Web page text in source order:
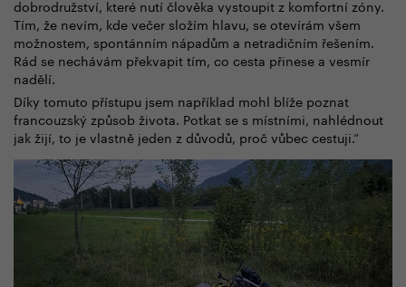
dobrodružství, které nutí člověka vystoupit z komfortní zóny.
Tím, že nevím, kde večer složím hlavu, se otevírám všem
možnostem, spontánním nápadům a netradičním řešením.
Rád se nechávám překvapit tím, co cesta přinese a vesmír
nadělí.
Díky tomuto přístupu jsem například mohl blíže poznat
francouzský způsob života. Potkat se s místními, nahlédnout
jak žijí, to je vlastně jeden z důvodů, proč vůbec cestuji.“